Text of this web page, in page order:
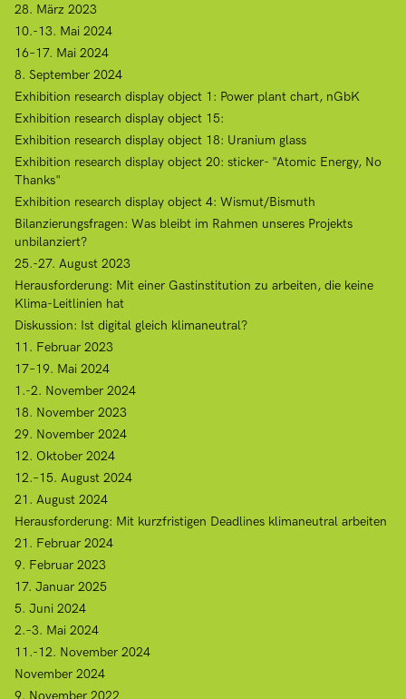
28. März 2023
10.-13. Mai 2024
16–17. Mai 2024
8. September 2024
Exhibition research display object 1: Power plant chart, nGbK
Exhibition research display object 15:
Exhibition research display object 18: Uranium glass
Exhibition research display object 20: sticker- "Atomic Energy, No
Thanks"
Exhibition research display object 4: Wismut/Bismuth
Bilanzierungsfragen: Was bleibt im Rahmen unseres Projekts
unbilanziert?
25.-27. August 2023
Herausforderung: Mit einer Gastinstitution zu arbeiten, die keine
Klima-Leitlinien hat
Diskussion: Ist digital gleich klimaneutral?
11. Februar 2023
17–19. Mai 2024
1.-2. November 2024
18. November 2023
29. November 2024
12. Oktober 2024
12.–15. August 2024
21. August 2024
Herausforderung: Mit kurzfristigen Deadlines klimaneutral arbeiten
21. Februar 2024
9. Februar 2023
17. Januar 2025
5. Juni 2024
2.–3. Mai 2024
11.-12. November 2024
November 2024
9. November 2022